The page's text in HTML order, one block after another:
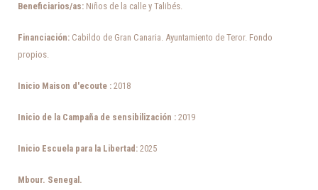
Beneficiarios/as: Niños de la calle y Talibés.
Financiación: Cabildo de Gran Canaria. Ayuntamiento de Teror. Fondo
propios.
Inicio Maison d'ecoute : 2018
Inicio de la Campaña de sensibilización : 2019
Inicio Escuela para la Libertad: 2025
Mbour. Senegal.